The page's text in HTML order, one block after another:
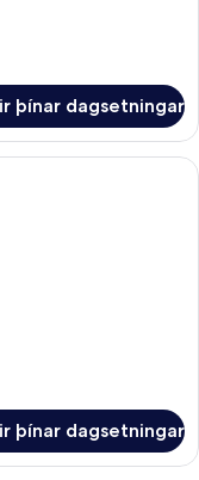
þínar dagsetningar
svíta | Míníbar,
þínar dagsetningar